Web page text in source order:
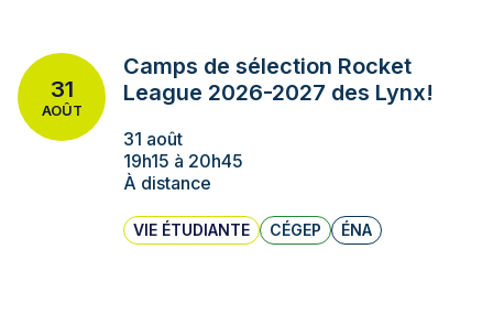
31
AOÛT
Camps de sélection Rocket
League 2026-2027 des Lynx!
31 août
19h15 à 20h45
À distance
VIE ÉTUDIANTE CÉGEP ÉNA